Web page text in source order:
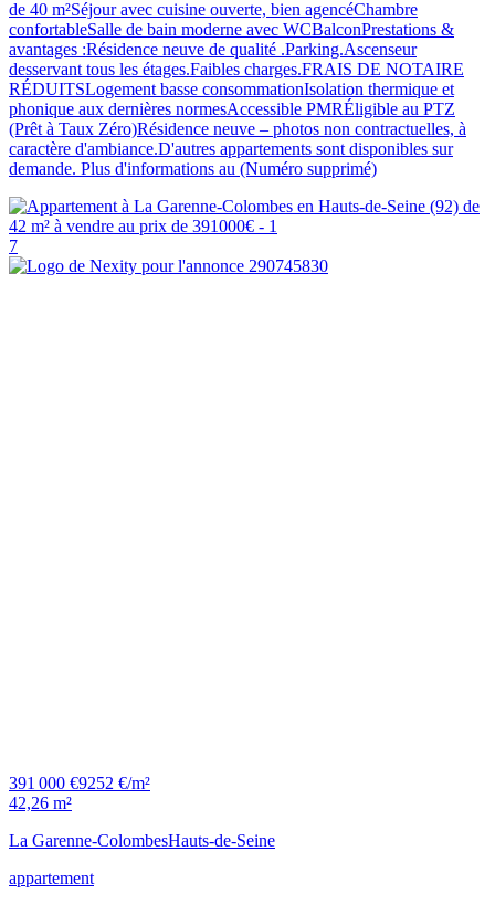
de 40 m²Séjour avec cuisine ouverte, bien agencéChambre
confortableSalle de bain moderne avec WCBalconPrestations &
avantages :Résidence neuve de qualité .Parking.Ascenseur
desservant tous les étages.Faibles charges.FRAIS DE NOTAIRE
RÉDUITSLogement basse consommationIsolation thermique et
phonique aux dernières normesAccessible PMRÉligible au PTZ
(Prêt à Taux Zéro)Résidence neuve – photos non contractuelles, à
caractère d'ambiance.D'autres appartements sont disponibles sur
demande. Plus d'informations au (Numéro supprimé)
7
391 000 €9252 €/m²
42,26 m²
La Garenne-ColombesHauts-de-Seine
appartement